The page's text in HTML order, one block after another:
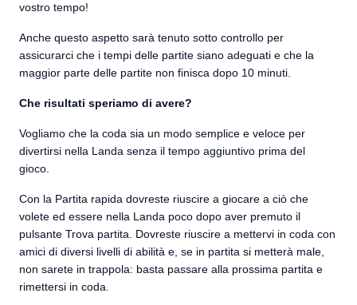
vostro tempo!
Anche questo aspetto sarà tenuto sotto controllo per
assicurarci che i tempi delle partite siano adeguati e che la
maggior parte delle partite non finisca dopo 10 minuti.
Che risultati speriamo di avere?
Vogliamo che la coda sia un modo semplice e veloce per
divertirsi nella Landa senza il tempo aggiuntivo prima del
gioco.
Con la Partita rapida dovreste riuscire a giocare a ciò che
volete ed essere nella Landa poco dopo aver premuto il
pulsante Trova partita. Dovreste riuscire a mettervi in coda con
amici di diversi livelli di abilità e, se in partita si metterà male,
non sarete in trappola: basta passare alla prossima partita e
rimettersi in coda.